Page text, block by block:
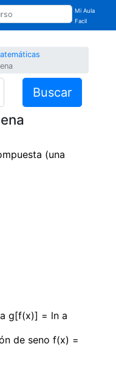
Mi Aula
Facil
Buscar
(una
g[f(x)] = ln a
de seno f(x) =